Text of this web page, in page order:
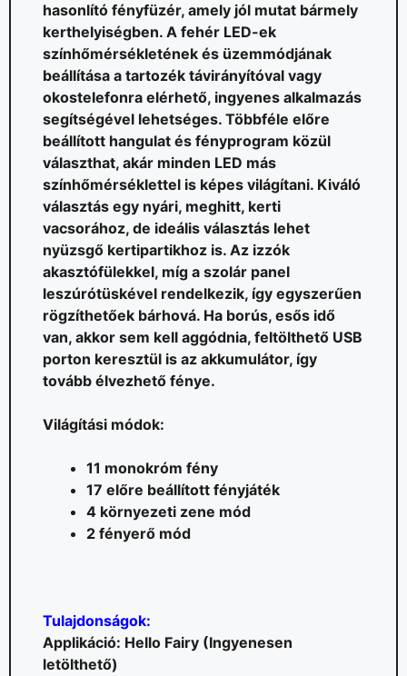
hasonlító fényfüzér, amely jól mutat bármely
kerthelyiségben. A fehér LED-ek
színhőmérsékletének és üzemmódjának
beállítása a tartozék távirányítóval vagy
okostelefonra elérhető, ingyenes alkalmazás
segítségével lehetséges. Többféle előre
beállított hangulat és fényprogram közül
választhat, akár minden LED más
színhőmérséklettel is képes világítani. Kiváló
választás egy nyári, meghitt, kerti
vacsorához, de ideális választás lehet
nyüzsgő kertipartikhoz is. Az izzók
akasztófülekkel, míg a szolár panel
leszúrótüskével rendelkezik, így egyszerűen
rögzíthetőek bárhová. Ha borús, esős idő
van, akkor sem kell aggódnia, feltölthető USB
porton keresztül is az akkumulátor, így
tovább élvezhető fénye.
Világítási módok:
11 monokróm fény
17 előre beállított fényjáték
4 környezeti zene mód
2 fényerő mód
Tulajdonságok:
Applikáció: Hello Fairy (Ingyenesen
letölthető)